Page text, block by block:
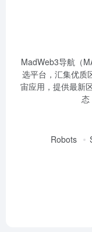
MadWeb3导航（
选平台，汇集优质
宙应用，提供最新
态
Robots